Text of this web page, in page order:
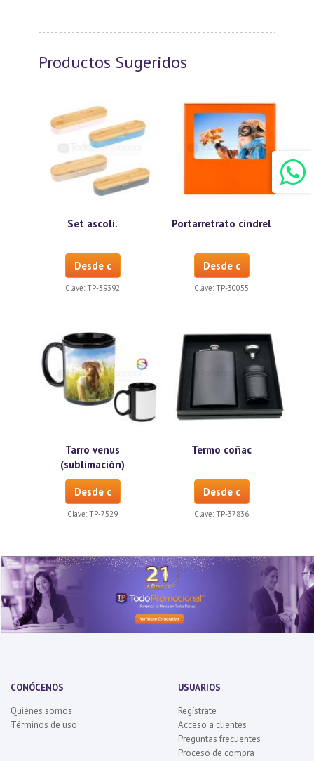
Productos Sugeridos
Set ascoli.
Desde c
Clave: TP-39392
Portarretrato cindrel
Desde c
Clave: TP-30055
Tarro venus
(sublimación)
Desde c
Clave: TP-7529
Termo coñac
Desde c
Clave: TP-37836
CONÓCENOS
Quiénes somos
Términos de uso
USUARIOS
Regístrate
Acceso a clientes
Preguntas frecuentes
Proceso de compra